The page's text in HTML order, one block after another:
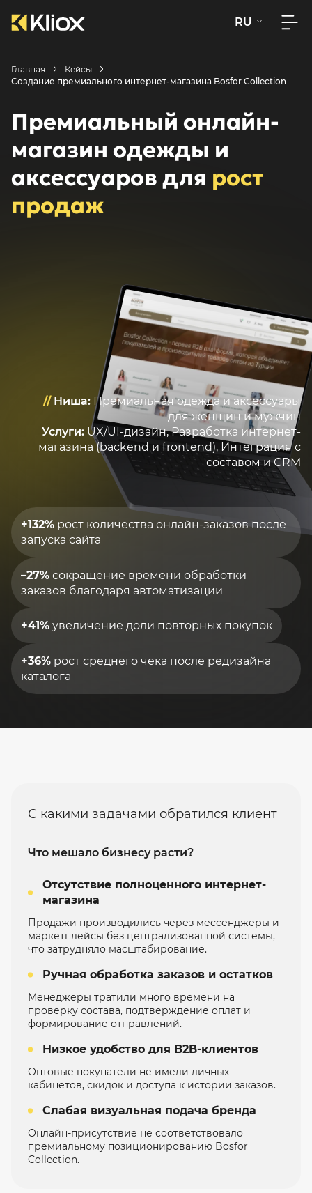
RU
Главная
Кейсы
Создание премиального интернет-магазина Bosfor Collection
Премиальный онлайн-
магазин одежды и
аксессуаров для рост
продаж
// Ниша: Премиальная одежда и аксессуары
для женщин и мужчин
Услуги: UX/UI-дизайн, Разработка интернет-
магазина (backend и frontend), Интеграция с
составом и CRM
+132% рост количества онлайн-заказов после
запуска сайта
–27% сокращение времени обработки
заказов благодаря автоматизации
+41% увеличение доли повторных покупок
+36% рост среднего чека после редизайна
каталога
С какими задачами обратился клиент
Что мешало бизнесу расти?
Отсутствие полноценного интернет-
магазина
Продажи производились через мессенджеры и
маркетплейсы без централизованной системы,
что затрудняло масштабирование.
Ручная обработка заказов и остатков
Менеджеры тратили много времени на
проверку состава, подтверждение оплат и
формирование отправлений.
Низкое удобство для B2B-клиентов
Оптовые покупатели не имели личных
кабинетов, скидок и доступа к истории заказов.
Слабая визуальная подача бренда
Онлайн-присутствие не соответствовало
премиальному позиционированию Bosfor
Collection.